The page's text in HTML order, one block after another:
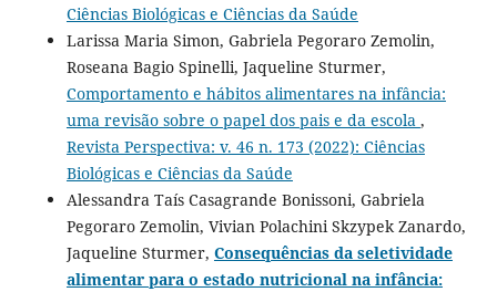
Ciências Biológicas e Ciências da Saúde
Larissa Maria Simon, Gabriela Pegoraro Zemolin,
Roseana Bagio Spinelli, Jaqueline Sturmer,
Comportamento e hábitos alimentares na infância:
uma revisão sobre o papel dos pais e da escola ,
Revista Perspectiva: v. 46 n. 173 (2022): Ciências
Biológicas e Ciências da Saúde
Alessandra Taís Casagrande Bonissoni, Gabriela
Pegoraro Zemolin, Vivian Polachini Skzypek Zanardo,
Jaqueline Sturmer, Consequências da seletividade
alimentar para o estado nutricional na infância: